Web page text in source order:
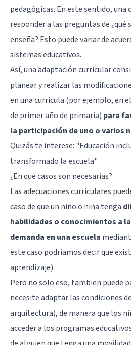
pedagógicas. En este sentido,
responder a las preguntas de ¿qué
enseña? Esto puede variar de
sistemas educativos.
Así, una adaptación curricular
planear y realizar las
en una currícula (por ejemplo, en
de primer año de primaria) para
la participación de uno o varios
Quizás te interese: "Educación
transformado la escuela"
¿En qué casos son necesarias?
Las adecuaciones curriculares
caso de que un niño o niña tenga
habilidades o conocimientos a
demanda en una escuela
este caso podríamos decir que
aprendizaje).
Pero no solo eso, tambien puede
necesite adaptar las condiciones
arquitectura), de manera que los
acceder a los programas